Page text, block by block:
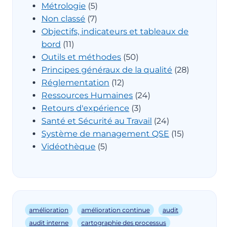
Métrologie (5)
Non classé (7)
Objectifs, indicateurs et tableaux de
bord (11)
Outils et méthodes (50)
Principes généraux de la qualité (28)
Réglementation (12)
Ressources Humaines (24)
Retours d'expérience (3)
Santé et Sécurité au Travail (24)
Système de management QSE (15)
Vidéothèque (5)
amélioration amélioration continue
audit
audit interne
cartographie des processus